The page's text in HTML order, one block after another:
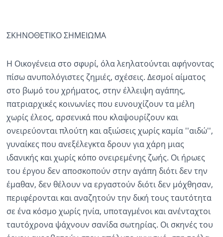
ΣΚΗΝΟΘΕΤΙΚΟ ΣΗΜΕΙΩΜΑ
Η Οικογένεια στο σφυρί, όλα λεηλατούνται αφήνοντας
πίσω ανυπολόγιστες ζημιές, σχέσεις. Δεσμοί αίματος
στο βωμό του χρήματος, στην έλλειψη αγάπης,
πατριαρχικές κοινωνίες που ευνουχίζουν τα μέλη
χωρίς έλεος, αρσενικά που κλαψουρίζουν και
ονειρεύονται πλούτη και αξιώσεις χωρίς καμία ''αιδώ'',
γυναίκες που ανεξέλεγκτα δρουν για χάρη μιας
ιδανικής και χωρίς κόπο ονειρεμένης ζωής. Οι ήρωες
του έργου δεν αποσκοπούν στην αγάπη διότι δεν την
έμαθαν, δεν θέλουν να εργαστούν διότι δεν μόχθησαν,
περιφέρονται και αναζητούν την δική τους ταυτότητα
σε ένα κόσμο χωρίς ηνία, υποταγμένοι και ανένταχτοι
ταυτόχρονα ψάχνουν σανίδα σωτηρίας. Οι σκηνές του